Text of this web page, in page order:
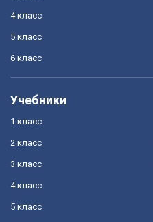
4 класс
5 класс
6 класс
Учебники
1 класс
2 класс
3 класс
4 класс
5 класс